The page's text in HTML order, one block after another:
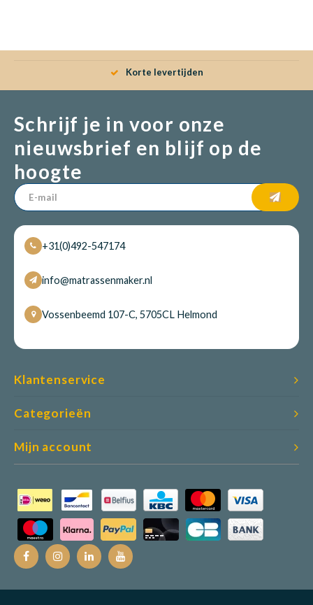
Korte levertijden
Schrijf je in voor onze
nieuwsbrief en blijf op de
hoogte
+31(0)492-547174
info@matrassenmaker.nl
Vossenbeemd 107-C, 5705CL Helmond
Categorieën
Klantenservice
Mijn account